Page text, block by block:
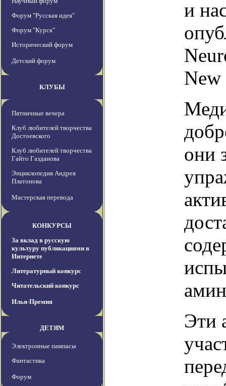
Форум "Русская идея"
Форум "Курск"
Исторический форум
Детский форум
КЛУБЫ
Пятничные вечера
Клуб любителей творчества
Достоевского
Клуб любителей творчества
Гайто Газданова
Энциклопедия Андрея
Платонова
Мастерская перевода
КОНКУРСЫ
За вклад в русскую
культуру публикациями в
Интернете
Литературный конкурс
Читательский конкурс
Илья-Премия
ДЕТЯМ
Электронные пампасы
Фантастика
Форум
и
New
они
Эти